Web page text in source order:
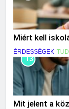
Miért kell
ÉRDESSÉGEK
13
Mit jelent a